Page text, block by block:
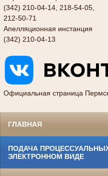
(342) 210-04-14, 218-54-05,
212-50-71
Апелляционная инстанция
(342) 210-04-13
Официальная страница
ГЛАВНАЯ
ПОДАЧА
ЭЛЕКТРОННОМ ВИДЕ